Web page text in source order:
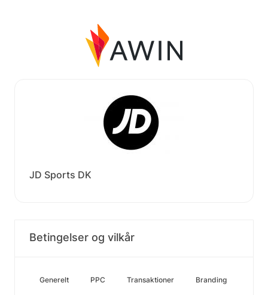
JD Sports DK
Betingelser og vilkår
Generelt PPC Transaktioner Branding